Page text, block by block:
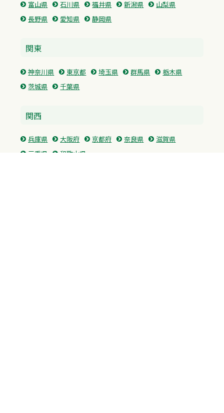
富山県 石川県 福井県 新潟県
山梨県
長野県
愛知県 静岡県
関東
神奈川県 東京都 埼玉県 群馬県
栃木県
茨城県
千葉県
関西
兵庫県 大阪府 京都府 奈良県
滋賀県
三重県
和歌山県